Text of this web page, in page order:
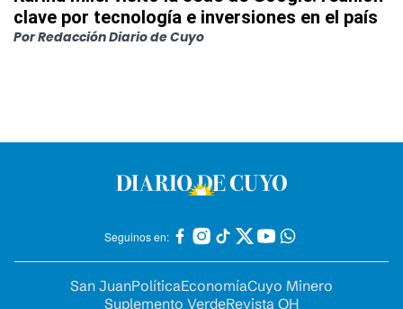
clave por tecnología e inversiones en el país
PorRedacción Diario de Cuyo
Seguinos en:
San JuanPolíticaEconomíaCuyo Minero
Suplemento VerdeRevista OH